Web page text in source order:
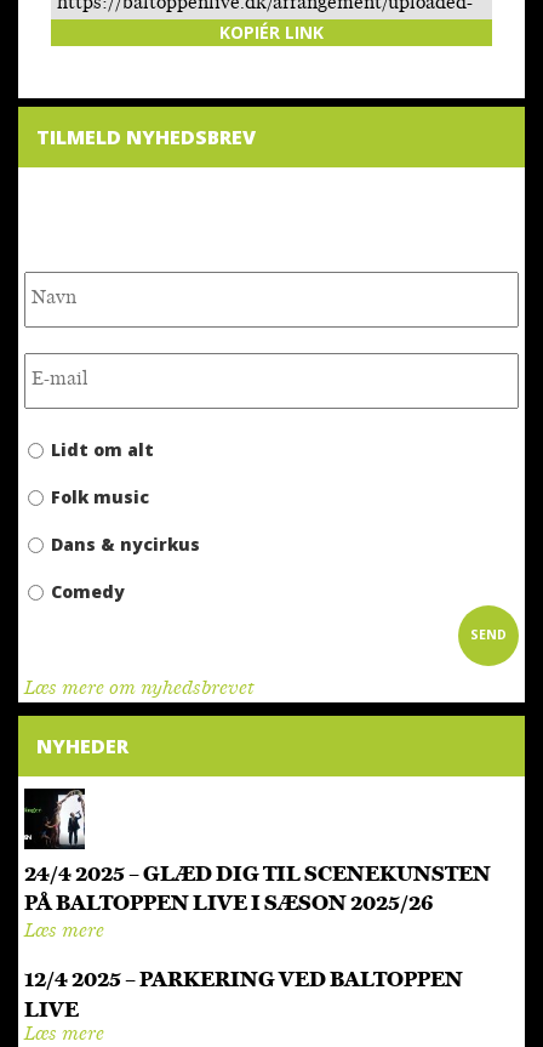
cafe-hack-cafeforestilling/
KOPIÉR LINK
TILMELD NYHEDSBREV
Lidt om alt
Folk music
Dans & nycirkus
Comedy
Læs mere om nyhedsbrevet
SEND
NYHEDER
24/4 2025 – GLÆD DIG TIL SCENEKUNSTEN
PÅ BALTOPPEN LIVE I SÆSON 2025/26
Læs mere
12/4 2025 – PARKERING VED BALTOPPEN
LIVE
Læs mere